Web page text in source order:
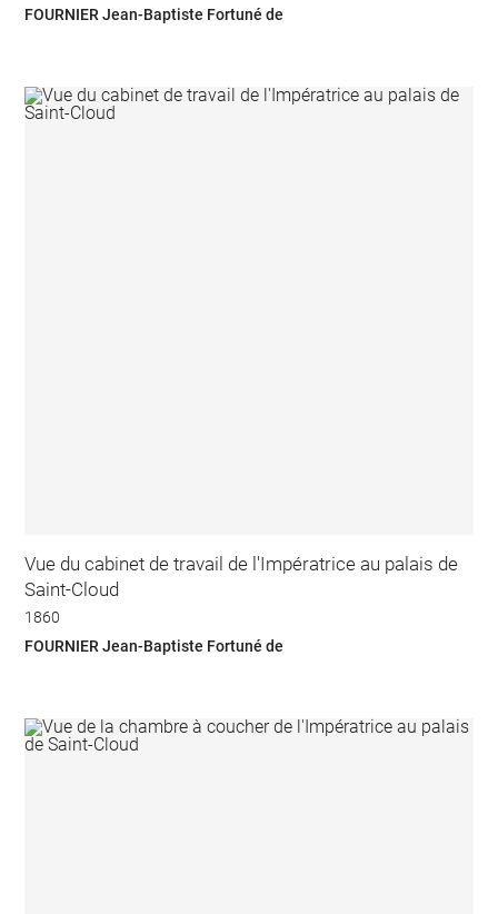
FOURNIER Jean-Baptiste Fortuné de
Vue du cabinet de travail de l'Impératrice au palais de
Saint-Cloud
1860
FOURNIER Jean-Baptiste Fortuné de